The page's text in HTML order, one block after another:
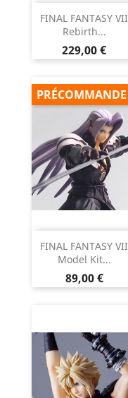
FINAL FANTASY VII
Rebirth...
Prix
229,00 €
FINAL FANTASY VII
Model Kit...
Prix
89,00 €
PRÉCOMMANDE